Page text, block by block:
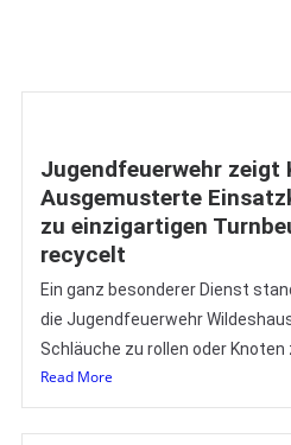
Jugendfeuerwehr
Ausgemusterte
zu einzigartigen
recycelt
Ein ganz besonderer Dienst
die Jugendfeuerwehr
Schläuche zu rollen oder Knoten
Read More